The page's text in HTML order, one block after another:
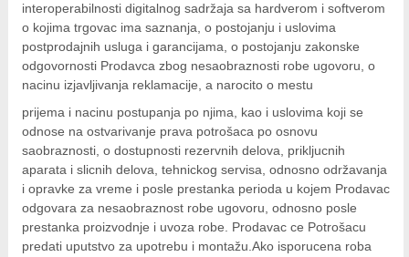
mesa
pribor
materijal
i oprema
brave
interoperabilnosti digitalnog sadržaja sa hardverom i softverom
o kojima trgovac ima saznanja, o postojanju i uslovima
postprodajnih usluga i garancijama, o postojanju zakonske
odgovornosti Prodavca zbog nesaobraznosti robe ugovoru, o
nacinu izjavljivanja reklamacije, a narocito o mestu
prijema i nacinu postupanja po njima, kao i uslovima koji se
odnose na ostvarivanje prava potrošaca po osnovu
saobraznosti, o dostupnosti rezervnih delova, prikljucnih
aparata i slicnih delova, tehnickog servisa, odnosno održavanja
i opravke za vreme i posle prestanka perioda u kojem Prodavac
odgovara za nesaobraznost robe ugovoru, odnosno posle
prestanka proizvodnje i uvoza robe. Prodavac ce Potrošacu
predati uputstvo za upotrebu i montažu.Ako isporucena roba